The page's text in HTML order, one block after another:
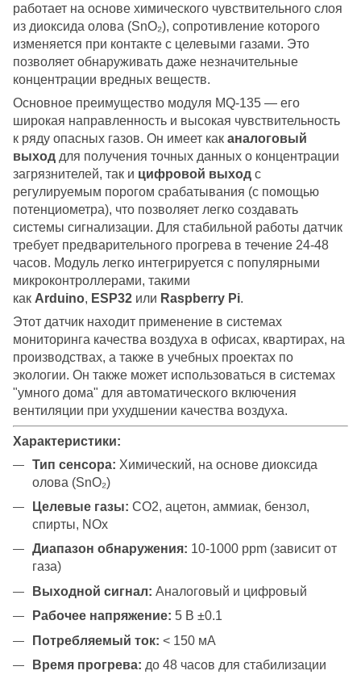
работает на основе химического чувствительного слоя
из диоксида олова (SnO₂), сопротивление которого
изменяется при контакте с целевыми газами. Это
позволяет обнаруживать даже незначительные
концентрации вредных веществ.
Основное преимущество модуля MQ-135 — его
широкая направленность и высокая чувствительность
к ряду опасных газов. Он имеет как аналоговый
выход для получения точных данных о концентрации
загрязнителей, так и цифровой выход с
регулируемым порогом срабатывания (с помощью
потенциометра), что позволяет легко создавать
системы сигнализации. Для стабильной работы датчик
требует предварительного прогрева в течение 24-48
часов. Модуль легко интегрируется с популярными
микроконтроллерами, такими
как Arduino, ESP32 или Raspberry Pi.
Этот датчик находит применение в системах
мониторинга качества воздуха в офисах, квартирах, на
производствах, а также в учебных проектах по
экологии. Он также может использоваться в системах
"умного дома" для автоматического включения
вентиляции при ухудшении качества воздуха.
Характеристики:
Тип сенсора: Химический, на основе диоксида
олова (SnO₂)
Целевые газы: CO2, ацетон, аммиак, бензол,
спирты, NOx
Диапазон обнаружения: 10-1000 ppm (зависит от
газа)
Выходной сигнал: Аналоговый и цифровый
Рабочее напряжение: 5 В ±0.1
Потребляемый ток: < 150 мА
Время прогрева: до 48 часов для стабилизации